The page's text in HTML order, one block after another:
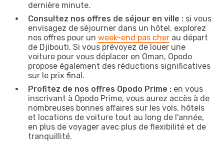
dernière minute.
Consultez nos offres de séjour en ville : si vous
envisagez de séjourner dans un hôtel, explorez
nos offres pour un week-end pas cher au départ
de Djibouti. Si vous prévoyez de louer une
voiture pour vous déplacer en Oman, Opodo
propose également des réductions significatives
sur le prix final.
Profitez de nos offres Opodo Prime : en vous
inscrivant à Opodo Prime, vous aurez accès à de
nombreuses bonnes affaires sur les vols, hôtels
et locations de voiture tout au long de l'année,
en plus de voyager avec plus de flexibilité et de
tranquillité.